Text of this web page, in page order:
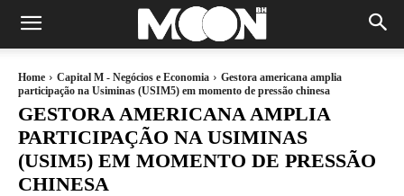
Home Capital M - Negócios e Economia
Gestora americana amplia
participação na Usiminas (USIM5) em momento de pressão chinesa
GESTORA AMERICANA AMPLIA
PARTICIPAÇÃO NA USIMINAS
(USIM5) EM MOMENTO DE PRESSÃO
CHINESA